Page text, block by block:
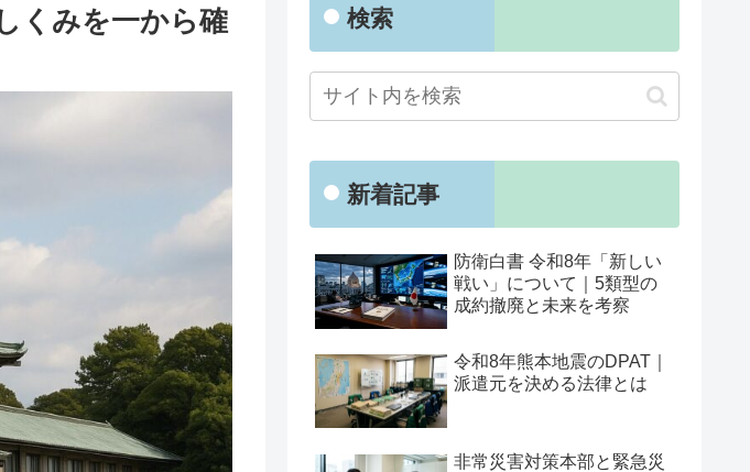
くみを一から確
検索
新着記事
防衛白書 令和8年「新しい
戦い」について｜5類型の
成約撤廃と未来を考察
令和8年熊本地震のDPAT｜
派遣元を決める法律とは
非常災害対策本部と緊急災